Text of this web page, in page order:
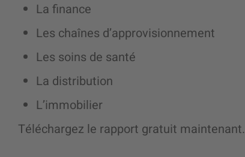
La finance
Les chaînes d’approvisionnement
Les soins de santé
La distribution
L’immobilier
Téléchargez le rapport gratuit maintenant.